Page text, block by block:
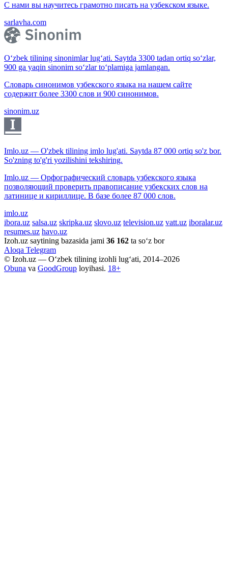
С нами вы научитесь грамотно писать на узбекском языке.
sarlavha.com
O‘zbek tilining sinonimlar lug‘ati. Saytda 3300 tadan ortiq so‘zlar,
900 ga yaqin sinonim so‘zlar to‘plamiga jamlangan.
Словарь синонимов узбекского языка на нашем сайте
содержит более 3300 слов и 900 синонимов.
sinonim.uz
Imlo.uz — O'zbek tilining imlo lug'ati. Saytda 87 000 ortiq so'z bor.
So'zning to'g'ri yozilishini tekshiring.
Imlo.uz — Орфографический словарь узбекского языка
позволяющий проверить правописание узбекских слов на
латинице и кириллице. В базе более 87 000 слов.
imlo.uz
ibora.uz salsa.uz skripka.uz slovo.uz television.uz vatt.uz iboralar.uz
resumes.uz havo.uz
Izoh.uz saytining bazasida jami 36 162 ta so‘z bor
Aloqa Telegram
© Izoh.uz — O‘zbek tilining izohli lug‘ati, 2014–2026
Obuna va GoodGroup loyihasi. 18+